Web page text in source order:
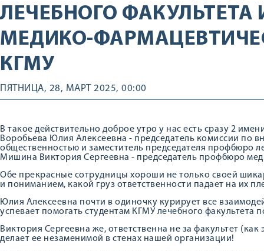
ЛЕЧЕБНОГО ФАКУЛЬТЕТА
МЕДИКО-
КГМУ
ПЯТНИЦА, 28, МАРТ 2025, 00:00
В такое действительно доброе утро у нас есть сразу 2
Воробьева Юлия Алексеевна - председатель комиссии по
общественностью и заместитель председателя профбюро
Мишина Виктория Сергеевна - председатель профбюро
Обе прекрасные сотрудницы хороши не только своей
и пониманием, какой груз ответственности падает на их
Юлия Алексеевна почти в одиночку курирует все
успевает помогать студентам КГМУ лечебного факультета
Виктория Сергеевна же, ответственна не за факультет
делает ее незаменимой в стенах нашей организации!